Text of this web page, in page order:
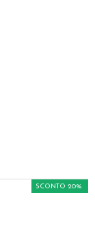
SCONTO 20%